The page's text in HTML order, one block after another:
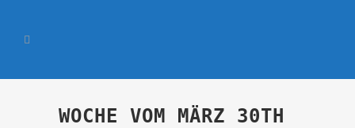
WOCHE VOM MÄRZ 30TH